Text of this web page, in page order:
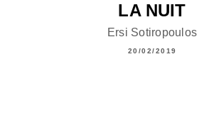
LA NUIT
Ersi Sotiropoulos
20/02/2019